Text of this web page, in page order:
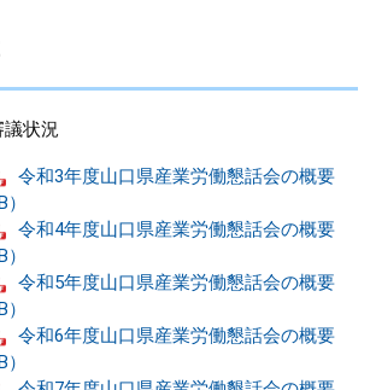
状況​
令和3年度山口県産業労働懇話会の概要
令和4年度山口県産業労働懇話会の概要
令和5年度山口県産業労働懇話会の概要
令和6年度山口県産業労働懇話会の概要